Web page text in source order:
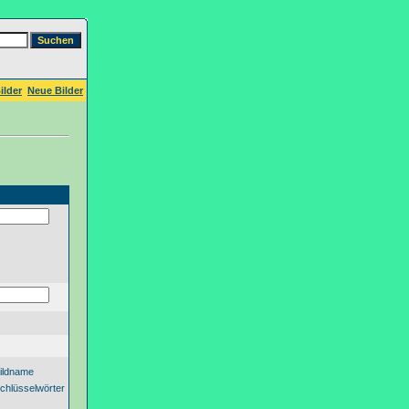
Neue Bilder